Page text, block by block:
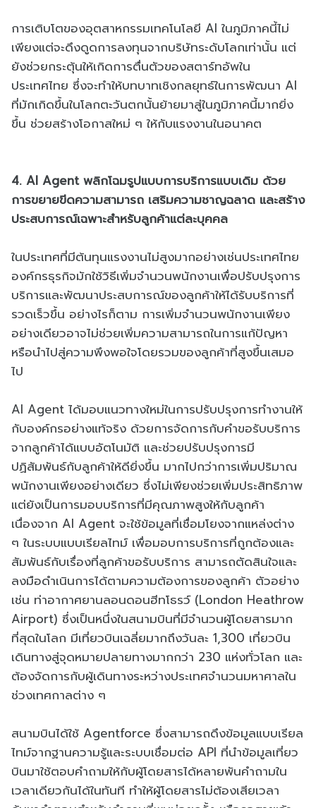
การเติบโตของอุตสาหกรรมเทคโนโลยี AI ในภูมิภาคนี้ไม่
เพียงแต่จะดึงดูดการลงทุนจากบริษัทระดับโลกเท่านั้น แต่
ยังช่วยกระตุ้นให้เกิดการตื่นตัวของสตาร์ทอัพใน
ประเทศไทย ซึ่งจะทำให้บทบาทเชิงกลยุทธ์ในการพัฒนา AI
ที่มักเกิดขึ้นในโลกตะวันตกนั้นย้ายมาสู่ในภูมิภาคนี้มากยิ่ง
ขึ้น ช่วยสร้างโอกาสใหม่ ๆ ให้กับแรงงานในอนาคต
4. AI Agent พลิกโฉมรูปแบบการบริการแบบเดิม ด้วย
การขยายขีดความสามารถ เสริมความชาญฉลาด และสร้าง
ประสบการณ์เฉพาะสำหรับลูกค้าแต่ละบุคคล
ในประเทศที่มีต้นทุนแรงงานไม่สูงมากอย่างเช่นประเทศไทย
องค์กรธุรกิจมักใช้วิธีเพิ่มจำนวนพนักงานเพื่อปรับปรุงการ
บริการและพัฒนาประสบการณ์ของลูกค้าให้ได้รับบริการที่
รวดเร็วขึ้น อย่างไรก็ตาม การเพิ่มจำนวนพนักงานเพียง
อย่างเดียวอาจไม่ช่วยเพิ่มความสามารถในการแก้ปัญหา
หรือนำไปสู่ความพึงพอใจโดยรวมของลูกค้าที่สูงขึ้นเสมอ
ไป
AI Agent ได้มอบแนวทางใหม่ในการปรับปรุงการทำงานให้
กับองค์กรอย่างแท้จริง ด้วยการจัดการกับคำขอรับบริการ
จากลูกค้าได้แบบอัตโนมัติ และช่วยปรับปรุงการมี
ปฏิสัมพันธ์กับลูกค้าให้ดียิ่งขึ้น มากไปกว่าการเพิ่มปริมาณ
พนักงานเพียงอย่างเดียว ซึ่งไม่เพียงช่วยเพิ่มประสิทธิภาพ
แต่ยังเป็นการมอบบริการที่มีคุณภาพสูงให้กับลูกค้า
เนื่องจาก AI Agent จะใช้ข้อมูลที่เชื่อมโยงจากแหล่งต่าง
ๆ ในระบบแบบเรียลไทม์ เพื่อมอบการบริการที่ถูกต้องและ
สัมพันธ์กับเรื่องที่ลูกค้าขอรับบริการ สามารถตัดสินใจและ
ลงมือดำเนินการได้ตามความต้องการของลูกค้า ตัวอย่าง
เช่น ท่าอากาศยานลอนดอนฮีทโธรว์ (London Heathrow
Airport) ซึ่งเป็นหนึ่งในสนามบินที่มีจำนวนผู้โดยสารมาก
ที่สุดในโลก มีเที่ยวบินเฉลี่ยมากถึงวันละ 1,300 เที่ยวบิน
เดินทางสู่จุดหมายปลายทางมากกว่า 230 แห่งทั่วโลก และ
ต้องจัดการกับผู้เดินทางระหว่างประเทศจำนวนมหาศาลใน
ช่วงเทศกาลต่าง ๆ
สนามบินได้ใช้ Agentforce ซึ่งสามารถดึงข้อมูลแบบเรียล
ไทม์จากฐานความรู้และระบบเชื่อมต่อ API ที่นำข้อมูลเที่ยว
บินมาใช้ตอบคำถามให้กับผู้โดยสารได้หลายพันคำถามใน
เวลาเดียวกันได้ในทันที ทำให้ผู้โดยสารไม่ต้องเสียเวลา